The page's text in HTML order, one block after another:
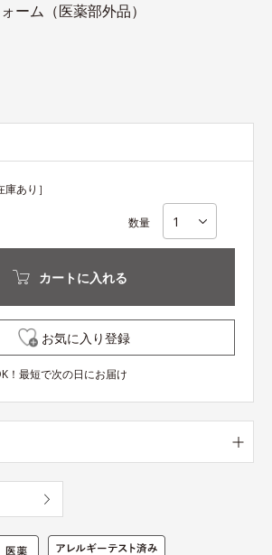
ーム（医薬部外品）
庫あり］
数量
カートに入れる
お気に入り登録
！最短で次の日にお届け